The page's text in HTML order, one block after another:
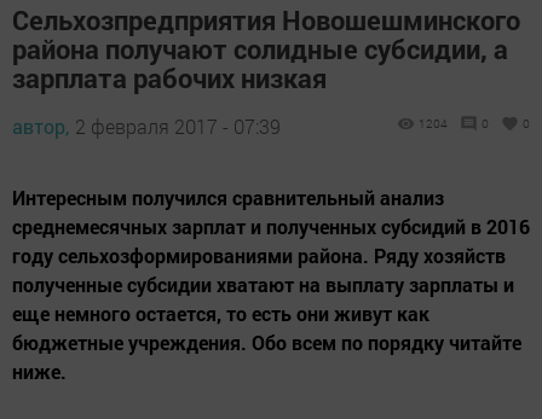
Сельхозпредприятия Новошешминского
района получают солидные субсидии, а
зарплата рабочих низкая
автор, 2 февраля 2017 - 07:39 1204 0 0
Интересным получился сравнительный анализ
среднемесячных зарплат и полученных субсидий в 2016
году сельхозформированиями района. Ряду хозяйств
полученные субсидии хватают на выплату зарплаты и
еще немного остается, то есть они живут как
бюджетные учреждения. Обо всем по порядку читайте
ниже.